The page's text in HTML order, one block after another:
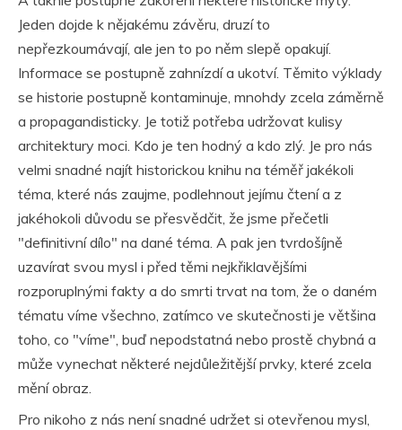
Jeden dojde k nějakému závěru, druzí to
nepřezkoumávají, ale jen to po něm slepě opakují.
Informace se postupně zahnízdí a ukotví. Těmito výklady
se historie postupně kontaminuje, mnohdy zcela záměrně
a propagandisticky. Je totiž potřeba udržovat kulisy
architektury moci. Kdo je ten hodný a kdo zlý. Je pro nás
velmi snadné najít historickou knihu na téměř jakékoli
téma, které nás zaujme, podlehnout jejímu čtení a z
jakéhokoli důvodu se přesvědčit, že jsme přečetli
"definitivní dílo" na dané téma. A pak jen tvrdošíjně
uzavírat svou mysl i před těmi nejkřiklavějšími
rozporuplnými fakty a do smrti trvat na tom, že o daném
tématu víme všechno, zatímco ve skutečnosti je většina
toho, co "víme", buď nepodstatná nebo prostě chybná a
může vynechat některé nejdůležitější prvky, které zcela
mění obraz.
Pro nikoho z nás není snadné udržet si otevřenou mysl,